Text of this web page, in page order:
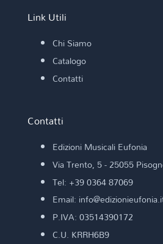
Link Utili
Chi Siamo
Catalogo
Contatti
Contatti
Edizioni Musicali Eufonia
Via Trento, 5 - 25055
Tel: +39 0364 87069
Email:
P.IVA: 03514390172
C.U. KRRH6B9